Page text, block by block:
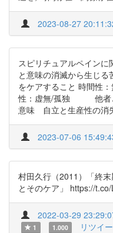
2023-08-27
スピリチュアルペイン
と意味の消滅から生じ
をケアすること 時間性
性：虚無/孤独 他者と
意味 自立と生産性の消
2023-07-06
村田久行（2011）「終
とそのケア」 https://
2022-03-29
1
1.000 リツイ